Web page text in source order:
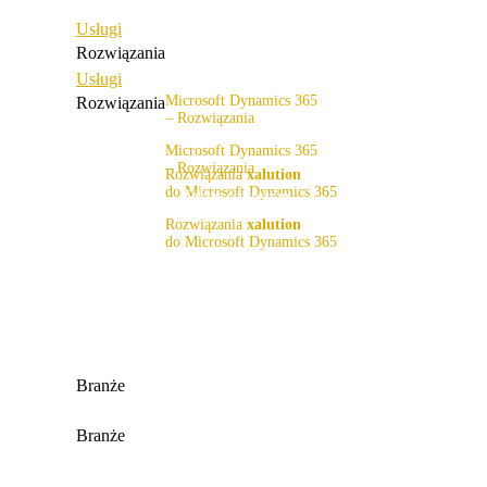
Usługi
Rozwiązania
Microsoft Dynamics 365
– Rozwiązania
Zakres rozwiązań
Rozwiązania xalution
do Microsoft Dynamics 365
Branże
Usługi
Rozwiązania
Microsoft Dynamics 365
– Rozwiązania
Zakres rozwiązań
Rozwiązaniaxalution
do Microsoft Dynamics 365
x4fashion suite
x4finance suite
Branże